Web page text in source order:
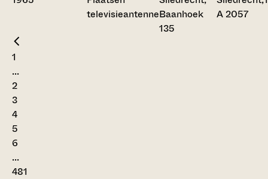
televisieantenneBaanhoek
135
A 2057
1
...
2
3
4
5
6
...
481